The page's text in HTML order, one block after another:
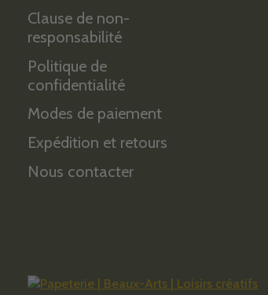
Clause de non-
responsabilité
Politique de
confidentialité
Modes de paiement
Expédition et retours
Nous contacter